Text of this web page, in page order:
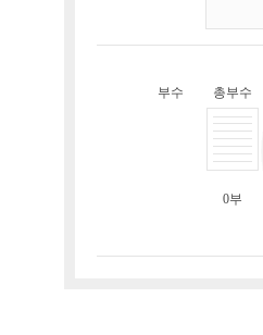
부수 총부수
0부